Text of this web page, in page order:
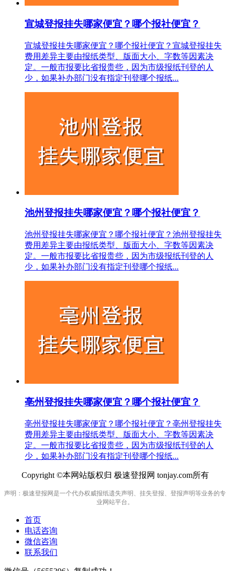
宣城登报挂失哪家便宜？哪个报社便宜？
宣城登报挂失哪家便宜？哪个报社便宜？宣城登报挂失
费用差异主要由报纸类型、版面大小、字数等因素决
定。一般市报要比省报贵些，因为市级报纸刊登的人
少，如果补办部门没有指定刊登哪个报纸...
池州登报挂失哪家便宜？哪个报社便宜？
池州登报挂失哪家便宜？哪个报社便宜？池州登报挂失
费用差异主要由报纸类型、版面大小、字数等因素决
定。一般市报要比省报贵些，因为市级报纸刊登的人
少，如果补办部门没有指定刊登哪个报纸...
亳州登报挂失哪家便宜？哪个报社便宜？
亳州登报挂失哪家便宜？哪个报社便宜？亳州登报挂失
费用差异主要由报纸类型、版面大小、字数等因素决
定。一般市报要比省报贵些，因为市级报纸刊登的人
少，如果补办部门没有指定刊登哪个报纸...
Copyright ©本网站版权归 极速登报网 tonjay.com所有
声明：极速登报网是一个代办权威报纸遗失声明、挂失登报、登报声明等业务的专
业网站平台。
首页
电话咨询
微信咨询
联系我们